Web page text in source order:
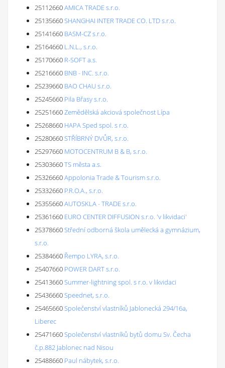
25112660AMICA TRADE s.r.o.
25135660SHANGHAI INTER TRADE CO. LTD s.r.o.
25141660 BASM-CZ s.r.o.
25164660 L.N.L., s.r.o.
25170660 R-SOFT a.s.
25216660 BNB - INC. s.r.o.
25239660 BAO CHAU s.r.o.
25245660 Pila Břasy s.r.o.
25251660Zemědělská akciová společnost Lípa
25268660 HAPA Sped spol. s r.o.
25280660STŘÍBRNÝ DVŮR, s.r.o.
25297660 MOTOCENTRUM B & B, s.r.o.
25303660TS města a.s.
25326660Appolonia Trade & Tourism s.r.o.
25332660 P.R.O.A., s.r.o.
25355660AUTOSKLA - TRADE s.r.o.
25361660 EURO CENTER DIFFUSION s.r.o. 'v likvidaci'
25378660Střední odborná škola umělecká a gymnázium,
s.r.o.
25384660 Řempo LYRA, s.r.o.
25407660 POWER DART s.r.o.
25413660Summer-lightning spol. s r.o. v likvidaci
25436660Speednet, s.r.o.
25465660Společenství vlastníků Jablonecká 294/16a,
Liberec
25471660Společenství vlastníků bytů domu Sv. Čecha
č.p.882 Jablonec nad Nisou
25488660 Paul nábytek, s.r.o.